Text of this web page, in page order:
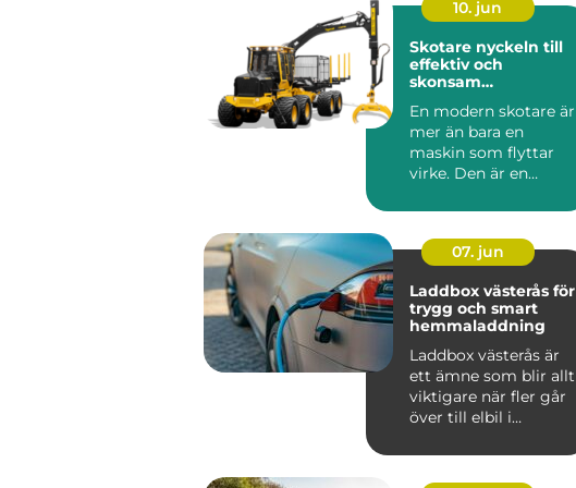
10. jun
Skotare nyckeln till
effektiv och
skonsam
En modern skotare är
mer än bara en
maskin som flyttar
virke. Den är en
mellan avverk...
07. jun
Laddbox västerås för
trygg och smart
hemmaladdning
Laddbox västerås är
ett ämne som blir allt
viktigare när fler går
över till elbil i